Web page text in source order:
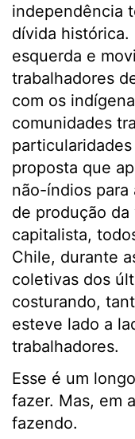
independência
dívida histórica.
esquerda e
trabalhadores
com os
comunidades
proposta que
não-índios
de produção
capitalista,
Chile, durante
coletivas dos
costurando,
esteve lado a
trabalhadores.
Esse é um
fazer. Mas, em
fazendo.